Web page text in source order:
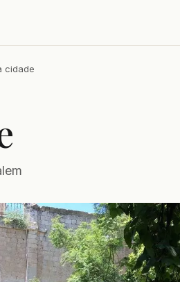
cidade